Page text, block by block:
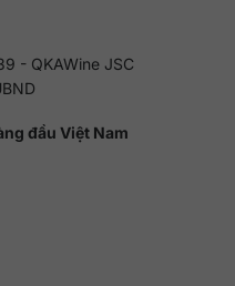
- QKAWine JSC
đầu Việt Nam